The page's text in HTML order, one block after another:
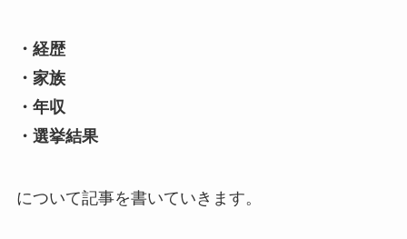
・経歴
・家族
・年収
・選挙結果
について記事を書いていきます。